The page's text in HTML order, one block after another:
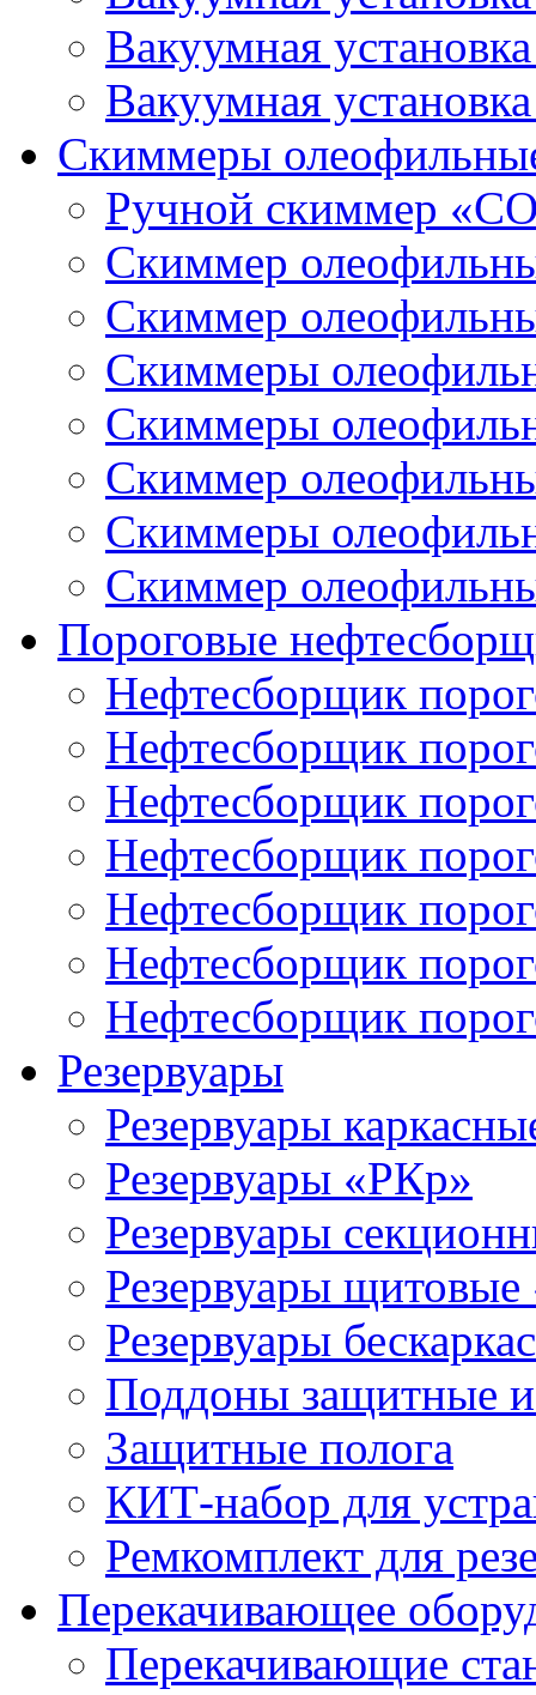
Вакуумная
Вакуумная
Скиммеры
Ручной скиммер
Скиммер
Скиммер
Скиммеры
Скиммеры
Скиммер
Скиммеры
Скиммер
Пороговые
Нефтесборщик
Нефтесборщик
Нефтесборщик
Нефтесборщик
Нефтесборщик
Нефтесборщик
Нефтесборщик
Резервуары
Резервуары
Резервуары «РКр»
Резервуары
Резервуары
Резервуары
Поддоны защитные
Защитные полога
КИТ-набор для
Ремкомплект для
Перекачивающее
Перекачивающие